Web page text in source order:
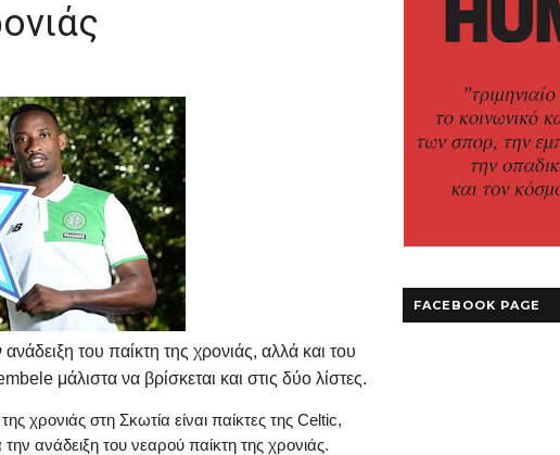
του παίκτη της χρονιάς, αλλά και του
μάλιστα να βρίσκεται και στις δύο λίστες.
χρονιάς στη Σκωτία είναι παίκτες της Celtic,
την ανάδειξη του νεαρού παίκτη της χρονιάς.
FACEBOOK PAGE